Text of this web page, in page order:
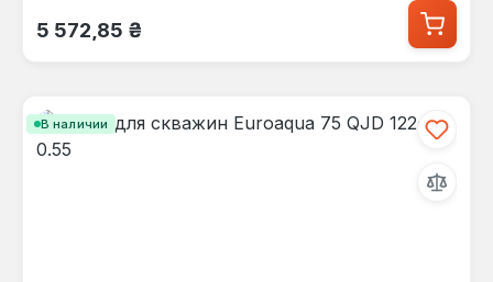
Обычная цена:
5 572,85 ₴
В наличии